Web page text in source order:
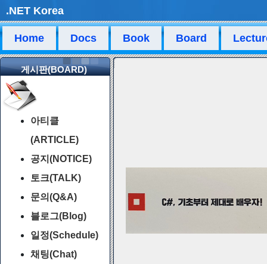
.NET Korea
Home Docs Book Board
게시판(BOARD)
아티클
(ARTICLE)
공지(NOTICE)
토크(TALK)
문의(Q&A)
블로그(Blog)
일정(Schedule)
채팅(Chat)